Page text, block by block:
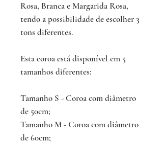
Rosa, Branca e Margarida Rosa,
tendo a possibilidade de escolher 3
tons diferentes.
Esta coroa está disponível em 5
tamanhos diferentes:
Tamanho S - Coroa com diâmetro
de 50cm;
Tamanho M - Coroa com diâmetro
de 60cm;